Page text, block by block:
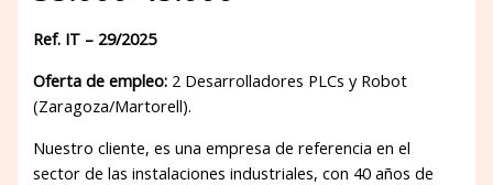
Ref. IT – 29/2025
Oferta de empleo: 2 Desarrolladores PLCs y Robot
(Zaragoza/Martorell).
Nuestro cliente, es una empresa de referencia en el
sector de las instalaciones industriales, con 40 años de